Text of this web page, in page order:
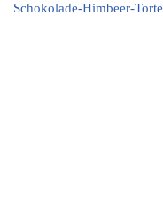
Schokolade-Himbeer-Torte